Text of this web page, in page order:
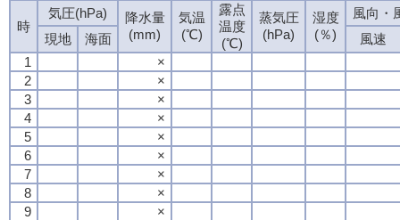
時
気圧(hPa)
降水量
(mm)
気温
(℃)
露点
温度
(℃)
蒸気圧
(hPa)
湿度
(％)
風向・
現地
海面
風速
1
×
2
×
3
×
4
×
5
×
6
×
7
×
8
×
9
×
時
気圧(hPa)
降水量
(mm)
気温
(℃)
露点
温度
(℃)
蒸気圧
(hPa)
湿度
(％)
風向・
現地
海面
風速
1
×
2
×
3
×
4
×
5
×
6
×
7
×
8
×
9
×
時
気圧(hPa)
降水量
(mm)
気温
(℃)
露点
温度
(℃)
蒸気圧
(hPa)
湿度
(％)
風向・
現地
海面
風速
1
×
2
×
3
×
4
×
5
×
6
×
7
×
8
×
9
×
時
気圧(hPa)
降水量
(mm)
気温
(℃)
露点
温度
(℃)
蒸気圧
(hPa)
湿度
(％)
風向・
現地
海面
風速
1
×
2
×
3
×
4
×
5
×
6
×
7
×
8
×
9
×